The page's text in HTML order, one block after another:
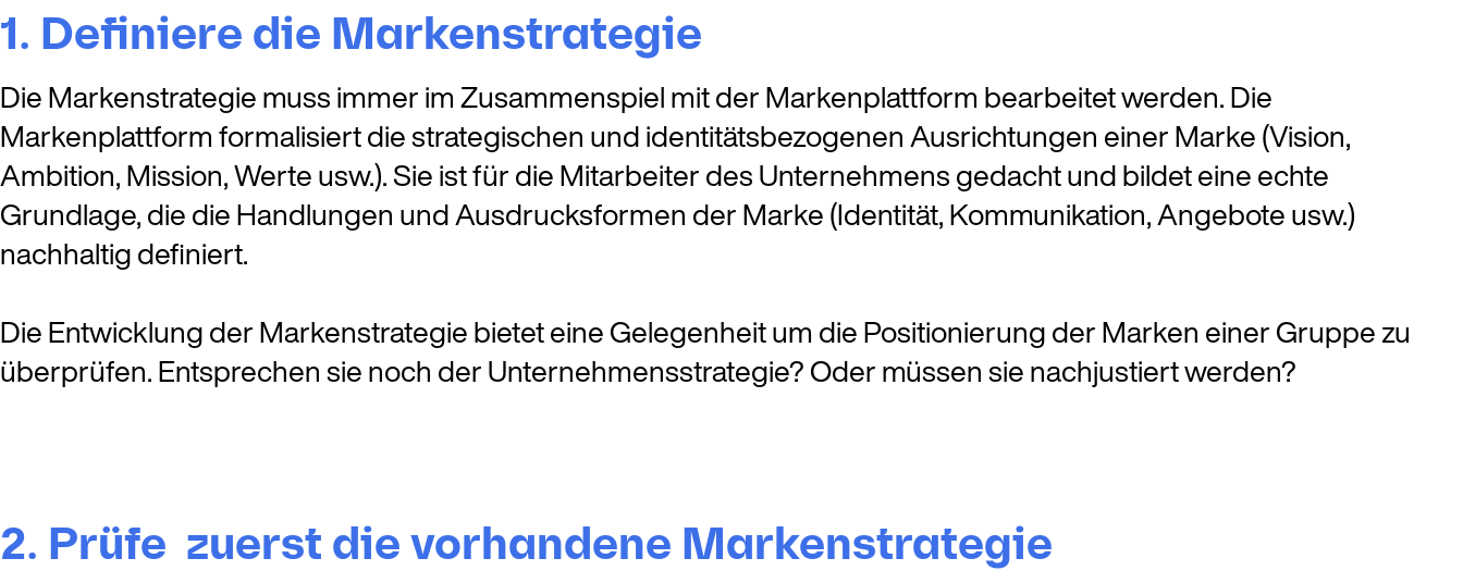
1. Definiere die Markenstrategie
Die Markenstrategie muss immer im Zusammenspiel mit der Markenplattform bearbeitet werden. Die
Markenplattform formalisiert die strategischen und identitätsbezogenen Ausrichtungen einer Marke (Vision,
Ambition, Mission, Werte usw.). Sie ist für die Mitarbeiter des Unternehmens gedacht und bildet eine echte
Grundlage, die die Handlungen und Ausdrucksformen der Marke (Identität, Kommunikation, Angebote usw.)
nachhaltig definiert.
Die Entwicklung der Markenstrategie bietet eine Gelegenheit um die Positionierung der Marken einer Gruppe zu
überprüfen. Entsprechen sie noch der Unternehmensstrategie? Oder müssen sie nachjustiert werden?
2. Prüfe zuerst die vorhandene Markenstrategie